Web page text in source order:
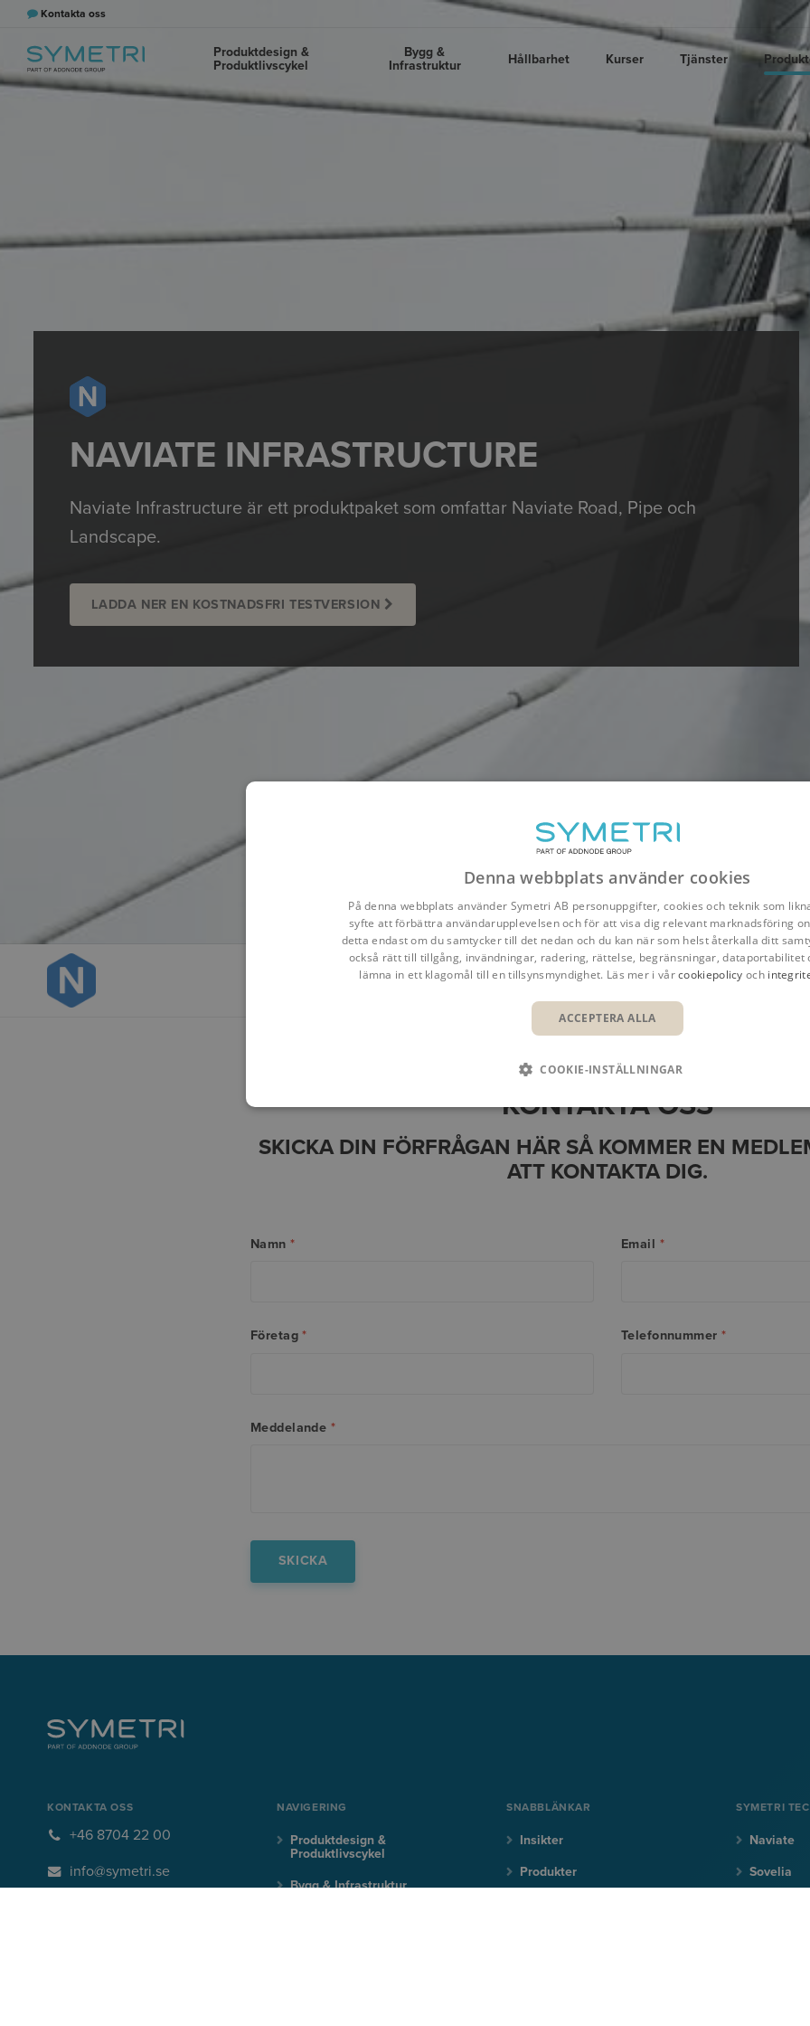
Kontakta oss
Produktdesign &
Produktlivscykel
Bygg &
Infrastruktur
Hållbarhet Kurser Tjänster
NAVIATE INFRASTRUCTURE
Naviate Infrastructure är ett produktpaket som omfattar Naviate Road, Pipe och
Landscape.
LADDA NER EN KOSTNADSFRI TESTVERSION
Översikt Fördelar Funktioner Kundcase
KONTAKTA OSS
SKICKA DIN FÖRFRÅGAN HÄR SÅ KOMMER EN
ATT KONTAKTA DIG.
Namn* Email *
Företag* Telefonnummer*
Meddelande *
KONTAKTA OSS
+46 8704 22 00
info@symetri.se
NAVIGERING
Produktdesign &
Produktlivscykel
Bygg & Infrastruktur
SNABBLÄNKAR
Insikter
Produkter
SYMETRI
Naviate
Sovelia
Denna webbplats använder cookies
På denna webbplats använder Symetri AB personuppgifter, cookies och teknik som
syfte att förbättra användarupplevelsen och för att visa dig relevant marknadsföring
detta endast om du samtycker till det nedan och du kan när som helst återkalla ditt
också rätt till tillgång, invändningar, radering, rättelse, begränsningar, dataportabilitet
lämna in ett klagomål till en tillsynsmyndighet. Läs mer i vårcookiepolicy och
ACCEPTERA ALLA
COOKIE-INSTÄLLNINGAR